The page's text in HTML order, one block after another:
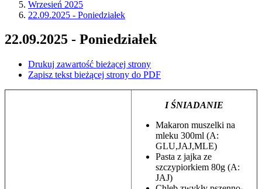
Wrzesień 2025
22.09.2025 - Poniedziałek
22.09.2025 - Poniedziałek
Drukuj zawartość bieżącej strony
Zapisz tekst bieżącej strony do PDF
I ŚNIADANIE
Makaron muszelki na
mleku 300ml (A:
GLU,JAJ,MLE)
Pasta z jajka ze
szczypiorkiem 80g (A:
JAJ)